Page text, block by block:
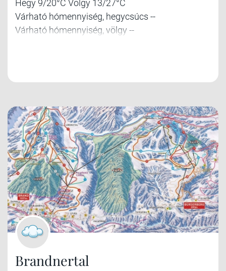
Hegy 9/20°C Völgy 13/27°C
Várható hómennyiség, hegycsúcs --
Várható hómennyiség, völgy --
Brandnertal